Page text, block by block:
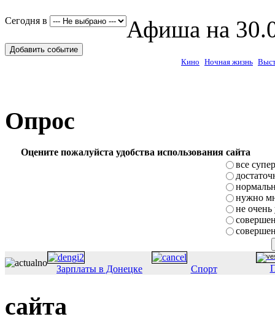
Сегодня в Афиша на
Добавить событие
Кино Ночная жизнь
Опрос
Оцените пожалуйста удобства использования сайта
все супер
нужно
не очень
Зарплаты в Донецке Спорт
сайта